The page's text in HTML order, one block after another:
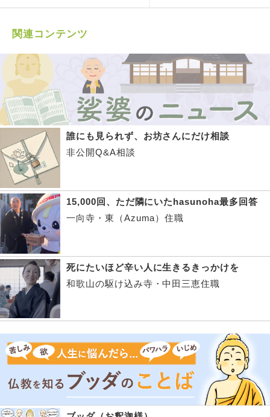
関連コンテンツ
誰にも見られず、お坊さんにだけ相談
非公開Q&A相談
15,000回、ただ隣にいたhasunoha最多回答
一向寺・東（Azuma）住職
死にたいほど辛い人に生きるきっかけを
和歌山の駆け込み寺・中田三恵住職